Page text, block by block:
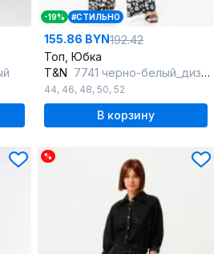
-19% #СТИЛЬНО
155.86 BYN192.42
Топ, Юбка
T&N 7741 черно-белый_дизайн
44, 46, 48, 50, 52
В корзину
%